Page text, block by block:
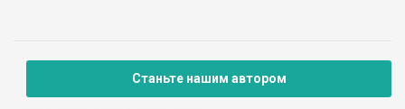
Станьте нашим автором